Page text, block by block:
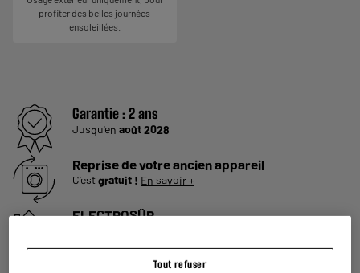
profiter des belles journées
ensoleillées.
Garantie :2 ans
Jusqu'en août 2028
Reprise de votre ancien appareil
C'estgratuit ! En savoir +
ELECTROSÛR
appareils de votre foyer achetés chez nous ou ailleurs.
Tout refuser